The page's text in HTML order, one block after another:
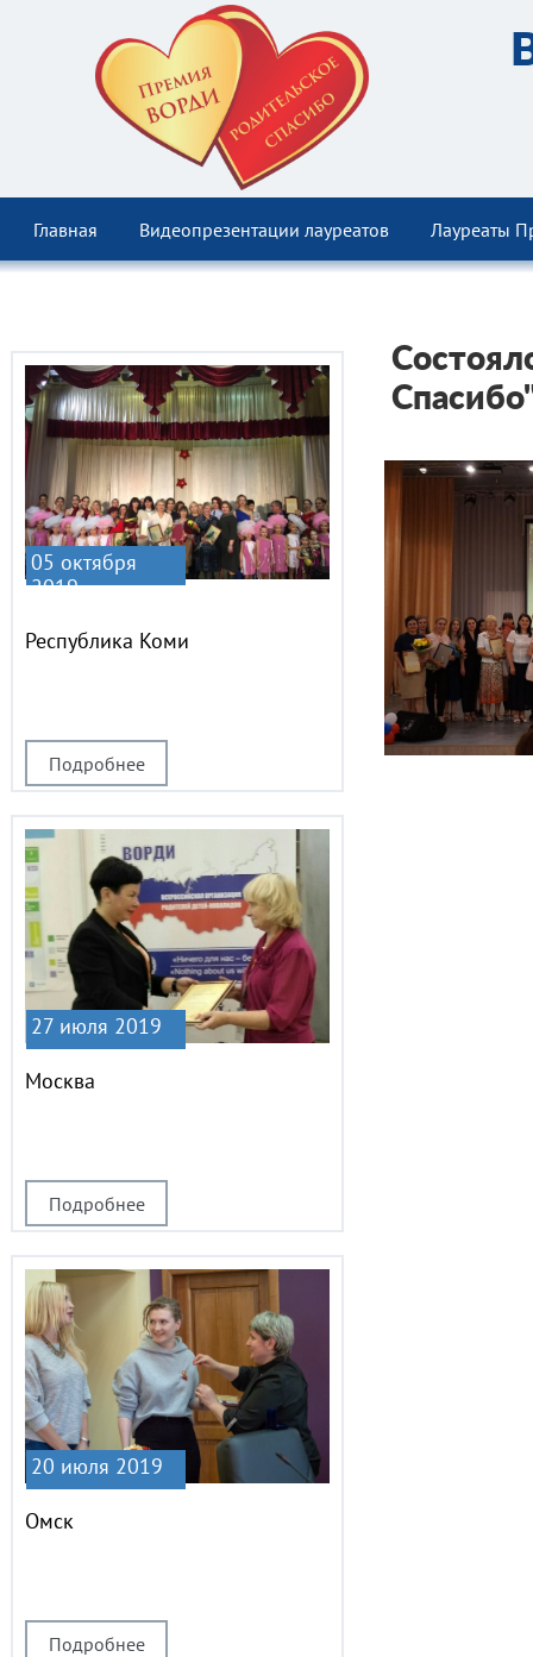
Главная Видеопрезентации лауреатов Лауреаты
Подробнее
Республика Коми
05 октября
2019
Подробнее
Москва
27 июля 2019
Подробнее
Омск
20 июля 2019